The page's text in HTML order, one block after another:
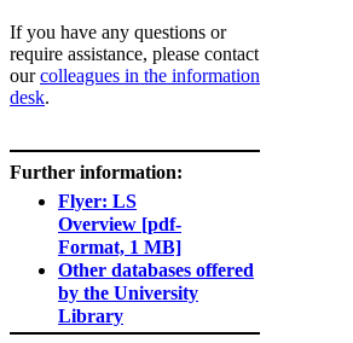
If you have any questions or
require assistance, please contact
ourcolleagues in the information
desk​.
Further information:
Flyer: LS
Overview [pdf-
Format, 1 MB]
Other databases offered
by the University
Library